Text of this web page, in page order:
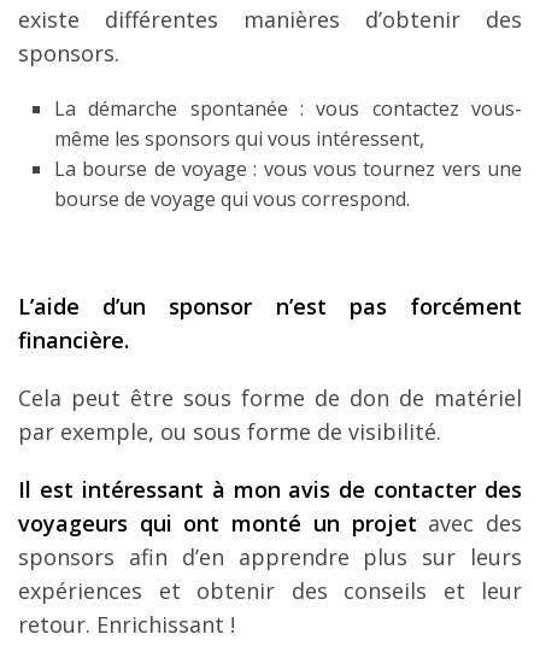
existe différentes manières d’obtenir des
sponsors.
La démarche spontanée : vous contactez vous-
même les sponsors qui vous intéressent,
La bourse de voyage : vous vous tournez vers une
bourse de voyage qui vous correspond.
L’aide d’un sponsor n’est pas forcément
financière.
Cela peut être sous forme de don de matériel
par exemple, ou sous forme de visibilité.
Il est intéressant à mon avis de contacter des
voyageurs qui ont monté un projet avec des
sponsors afin d’en apprendre plus sur leurs
expériences et obtenir des conseils et leur
retour. Enrichissant !